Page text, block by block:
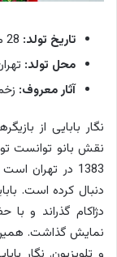
تاریخ تولد:
محل تولد:
آثار معروف:
نگار بابایی از
1383 در تهران
دنبال کرده است.
دژاکام گذراند و
نمایش گذاشت. همین